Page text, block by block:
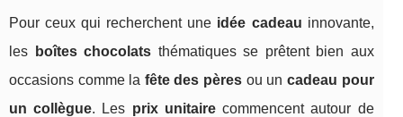
Pour ceux qui recherchent une idée cadeau innovante,
les
boîtes chocolats thématiques se prêtent bien aux
occasions comme la fête des pères ou un cadeau pour
un collègue. Les prix unitairecommencent autour de